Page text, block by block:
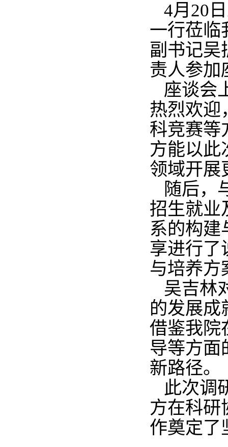
4月20
一行莅临
副书记吴
责人参加
座谈会
热烈欢迎
科竞赛等
方能以此
领域开展
随后，
招生就业
系的构建
享进行了
与培养方
吴吉林
的发展成
借鉴我院
导等方面
新路径。
此次调
方在科研
作奠定了